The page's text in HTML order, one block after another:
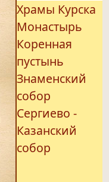
Храмы Курска
Монастырь
Коренная
пустынь
Знаменский
собор
Сергиево -
Казанский
собор